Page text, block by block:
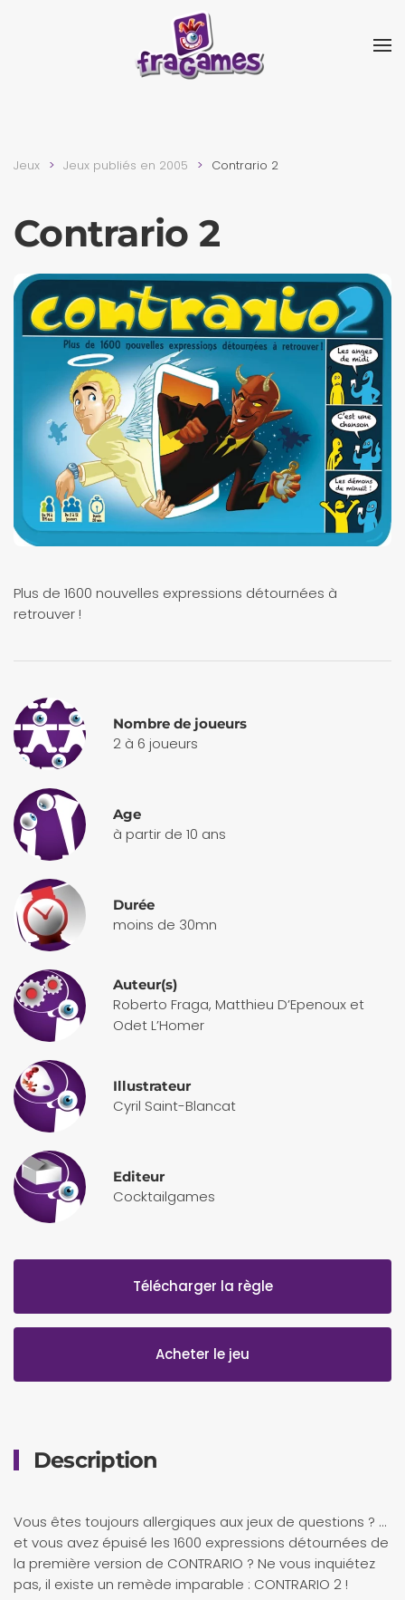
Skip to main content
Jeux Jeux publiés en 2005 Contrario 2
Contrario 2
Plus de 1600 nouvelles expressions détournées à
retrouver !
Nombre de joueurs
2 à 6 joueurs
Age
à partir de 10 ans
Durée
moins de 30mn
Auteur(s)
Roberto Fraga, Matthieu D’Epenoux et
Odet L’Homer
Illustrateur
Cyril Saint-Blancat
Editeur
Cocktailgames
Télécharger la règle
Acheter le jeu
Description
Vous êtes toujours allergiques aux jeux de questions ? …
et vous avez épuisé les 1600 expressions détournées de
la première version de CONTRARIO ? Ne vous inquiétez
pas, il existe un remède imparable : CONTRARIO 2 !